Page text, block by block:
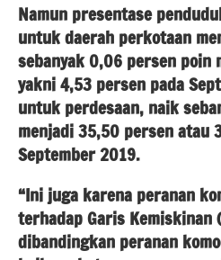
Namun presentase
untuk daerah perkotaan
sebanyak 0,06 persen poin
yakni 4,53 persen pada
untuk perdesaan, naik
menjadi 35,50 persen atau
September 2019.
“Ini juga karena peranan
terhadap Garis Kemiskinan
dibandingkan peranan